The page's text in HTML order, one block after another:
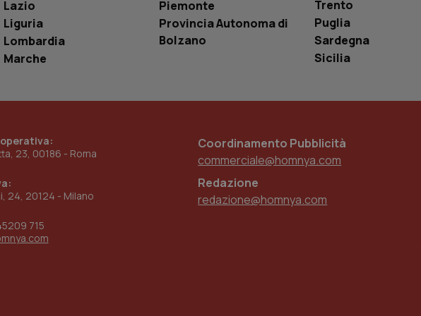
Lazio
Liguria
Lombardia
Marche
Piemonte
Provincia Autonoma di
Bolzano
Trento
Puglia
Sardegna
Sicilia
23, 00186 - Roma
24, 20124 - Milano
715
Coordinamento Pubblicità
commerciale@homnya.com
Redazione
redazione@homnya.com
www.quotidianosanita.it
Questo cookie è impostato dall'applicazione per abilitare il
sistema di tracking solo in caso di utenti loggato con identity
provider WelfareLink.